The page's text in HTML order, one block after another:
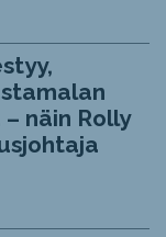
näin Rolly